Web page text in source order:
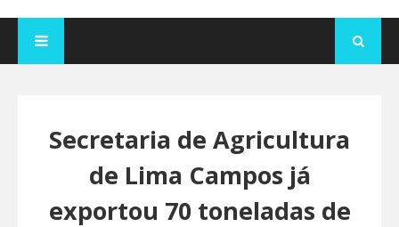
Secretaria de Agricultura
de Lima Campos já
exportou 70 toneladas de